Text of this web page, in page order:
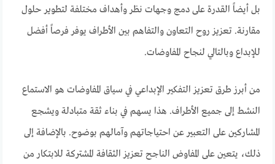
بل أيضاً القدرة على دمج وجهات نظر وأهداف مختلفة لتطوير حلول
مقارنة. تعزيز روح التعاون والتفاهم بين الأطراف يوفر فرصاً أفضل
للإبداع وبالتالي لنجاح المفاوضات.
من أبرز طرق تعزيز التفكير الإبداعي في سياق المفاوضات هو الاستماع
النشط إلى جميع الأطراف. هذا يسهم في بناء ثقة متبادلة ويشجع
المشاركين على التعبير عن احتياجاتهم وآمالهم بوضوح. بالإضافة إلى
ذلك، يتعين على المفاوض الناجح تعزيز الثقافة المشتركة للابتكار من